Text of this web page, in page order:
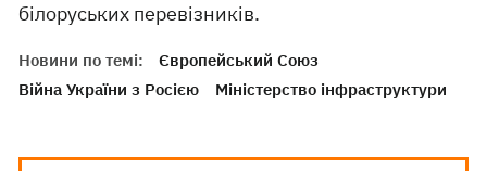
білоруських перевізників.
Новини по темі:
Європейський Союз
Війна України з Росією
Міністерство інфраструктури